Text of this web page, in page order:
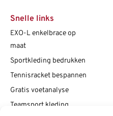
Snelle links
EXO-L enkelbrace op
maat
Sportkleding bedrukken
Tennisracket bespannen
Gratis voetanalyse
Teamsport kleding